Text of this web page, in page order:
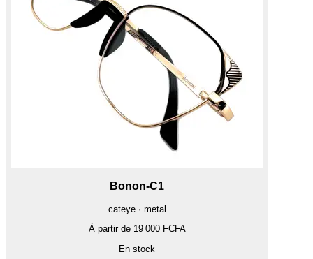
Bonon-C1
cateye · metal
À partir de 19 000 FCFA
En stock